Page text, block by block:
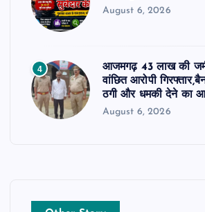
August 6, 2026
4
आजमगढ़ 43 लाख की
वांछित आरोपी
ठगी और धमकी देने का
August 6, 2026